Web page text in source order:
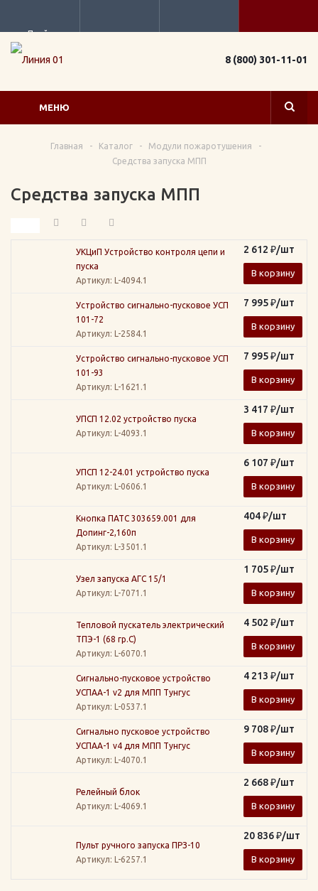
Прайс
8 (800) 301-11-01
МЕНЮ
Главная - Каталог - Модули пожаротушения
-
Средства запуска МПП
Средства запуска МПП
УКЦиП Устройство контроля цепи и
пуска
Артикул: L-4094.1
2 612 ₽/шт
В корзину
Устройство сигнально-пусковое УСП
101-72
Артикул: L-2584.1
7 995₽/шт
В корзину
Устройство сигнально-пусковое УСП
101-93
Артикул: L-1621.1
7 995₽/шт
В корзину
УПСП 12.02 устройство пуска
Артикул: L-4093.1
3 417 ₽/шт
В корзину
УПСП 12-24.01 устройство пуска
Артикул: L-0606.1
6 107 ₽/шт
В корзину
Кнопка ПАТС 303659.001 для
Допинг-2,160п
Артикул: L-3501.1
404₽/шт
В корзину
Узел запуска АГС 15/1
Артикул: L-7071.1
1 705₽/шт
В корзину
Тепловой пускатель электрический
ТПЭ-1 (68 гр.С)
Артикул: L-6070.1
4 502 ₽/шт
В корзину
Сигнально-пусковое устройство
УСПАА-1 v2 для МПП Тунгус
Артикул: L-0537.1
4 213 ₽/шт
В корзину
Сигнально пусковое устройство
УСПАА-1 v4 для МПП Тунгус
Артикул: L-4070.1
9 708₽/шт
В корзину
Релейный блок
Артикул: L-4069.1
2 668₽/шт
В корзину
Пульт ручного запуска ПРЗ-10
Артикул: L-6257.1
20 836₽/шт
В корзину